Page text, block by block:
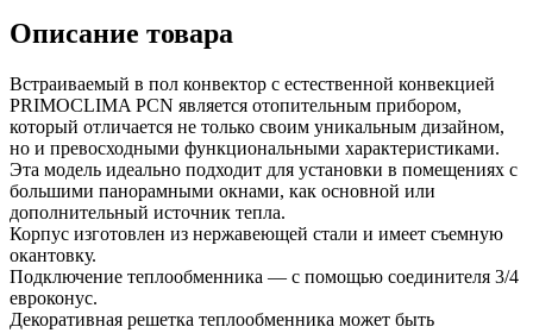
Описание товара
Встраиваемый в пол конвектор с естественной конвекцией
PRIMOCLIMA PCN является отопительным прибором,
который отличается не только своим уникальным дизайном,
но и превосходными функциональными характеристиками.
Эта модель идеально подходит для установки в помещениях с
большими панорамными окнами, как основной или
дополнительный источник тепла.
Корпус изготовлен из нержавеющей стали и имеет съемную
окантовку.
Подключение теплообменника — с помощью соединителя 3/4
евроконус.
Декоративная решетка теплообменника может быть